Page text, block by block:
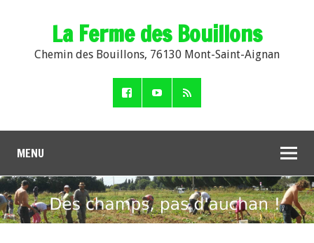
La Ferme des Bouillons
Chemin des Bouillons, 76130 Mont-Saint-Aignan
MENU